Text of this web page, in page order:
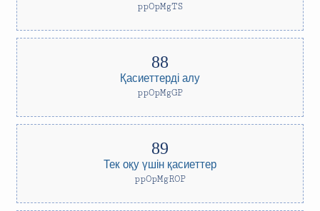
ppOpMgTS
Қасиеттерді алу
ppOpMgGP
Тек оқу үшін қасиеттер
ppOpMgROP